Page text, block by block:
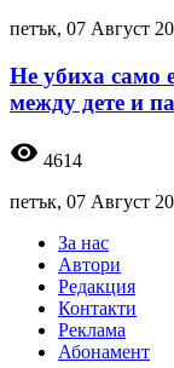
петък, 07 Август
Не убиха само
между дете и
visibility 4614
петък, 07 Август
За нас
Автори
Редакция
Контакти
Реклама
Абонамент